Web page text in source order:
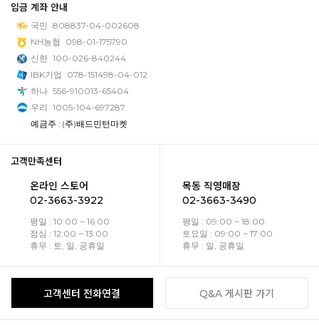
입금 계좌 안내
국민 808837-04-002608
NH농협
098-01-175790
신한 100-026-840244
IBK기업
078-151498-04-012
하나 556-910013-65404
우리 1005-104-697287
예금주 : (주)배드민턴마켓
고객만족센터
온라인 스토어
02-3663-3922
평일 : 10:00 ~ 16:00
점심 : 12:00 ~ 13:00
휴무 : 토, 일, 공휴일
목동 직영매장
02-3663-3490
평일 : 09:00 ~ 18:00
토요일 : 09:00 ~ 17:00
휴무 : 일, 공휴일
고객센터 전화연결 Q&A 게시판 가기